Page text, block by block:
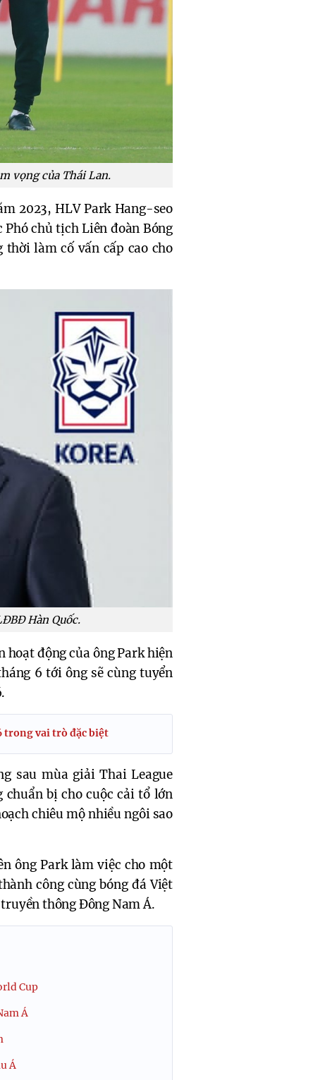
vọng của Thái Lan.
2023, HLV Park Hang-seo
chủ tịch Liên đoàn Bóng
thời làm cố vấn cấp cao cho
Hàn Quốc.
động của ông Park hiện
6 tới ông sẽ cùng tuyển
trong vai trò đặc biệt
sau mùa giải Thai League
chuẩn bị cho cuộc cải tổ lớn
chiêu mộ nhiều ngôi sao
ông Park làm việc cho một
công cùng bóng đá Việt
thông Đông Nam Á.
Cup
Á
Á